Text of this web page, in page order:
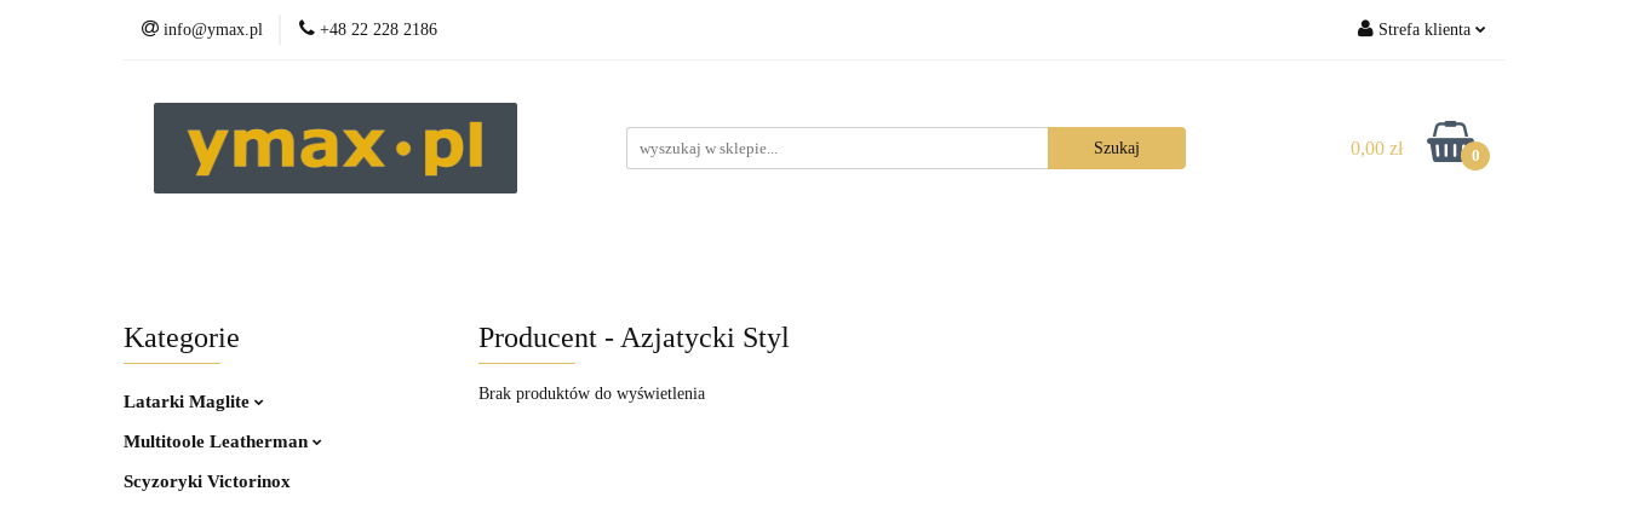
info@ymax.pl +48 22 228 2186 Strefa klienta
Zarejestruj się
Dodaj zgłoszenie
0,00 zł 0
Kategorie
Latarki Maglite
Multitoole Leatherman
Scyzoryki Victorinox
Producent - Azjatycki Styl
Brak produktów do wyświetlenia